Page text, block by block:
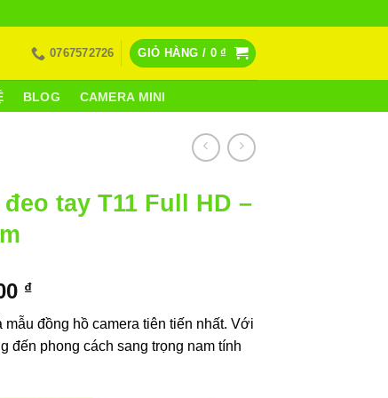
0767572726 GIỎ HÀNG / 0₫
BLOG CAMERA MINI
tay T11 Full HD –
₫.
₫Giá
hiện
tại
là:
đồng hồ camera tiên tiến nhất. Với
đến phong cách sang trọng nam tính